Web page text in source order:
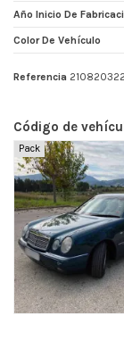
Año Inicio De
Color De Vehículo
Referencia
Código de
Pack